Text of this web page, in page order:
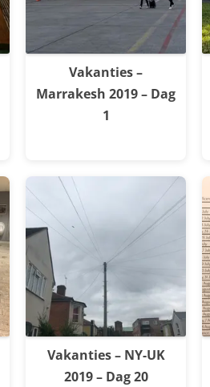
Vakanties –
Marrakesh 2019 – Dag
1
Vakanties – NY-UK
2019 – Dag 20